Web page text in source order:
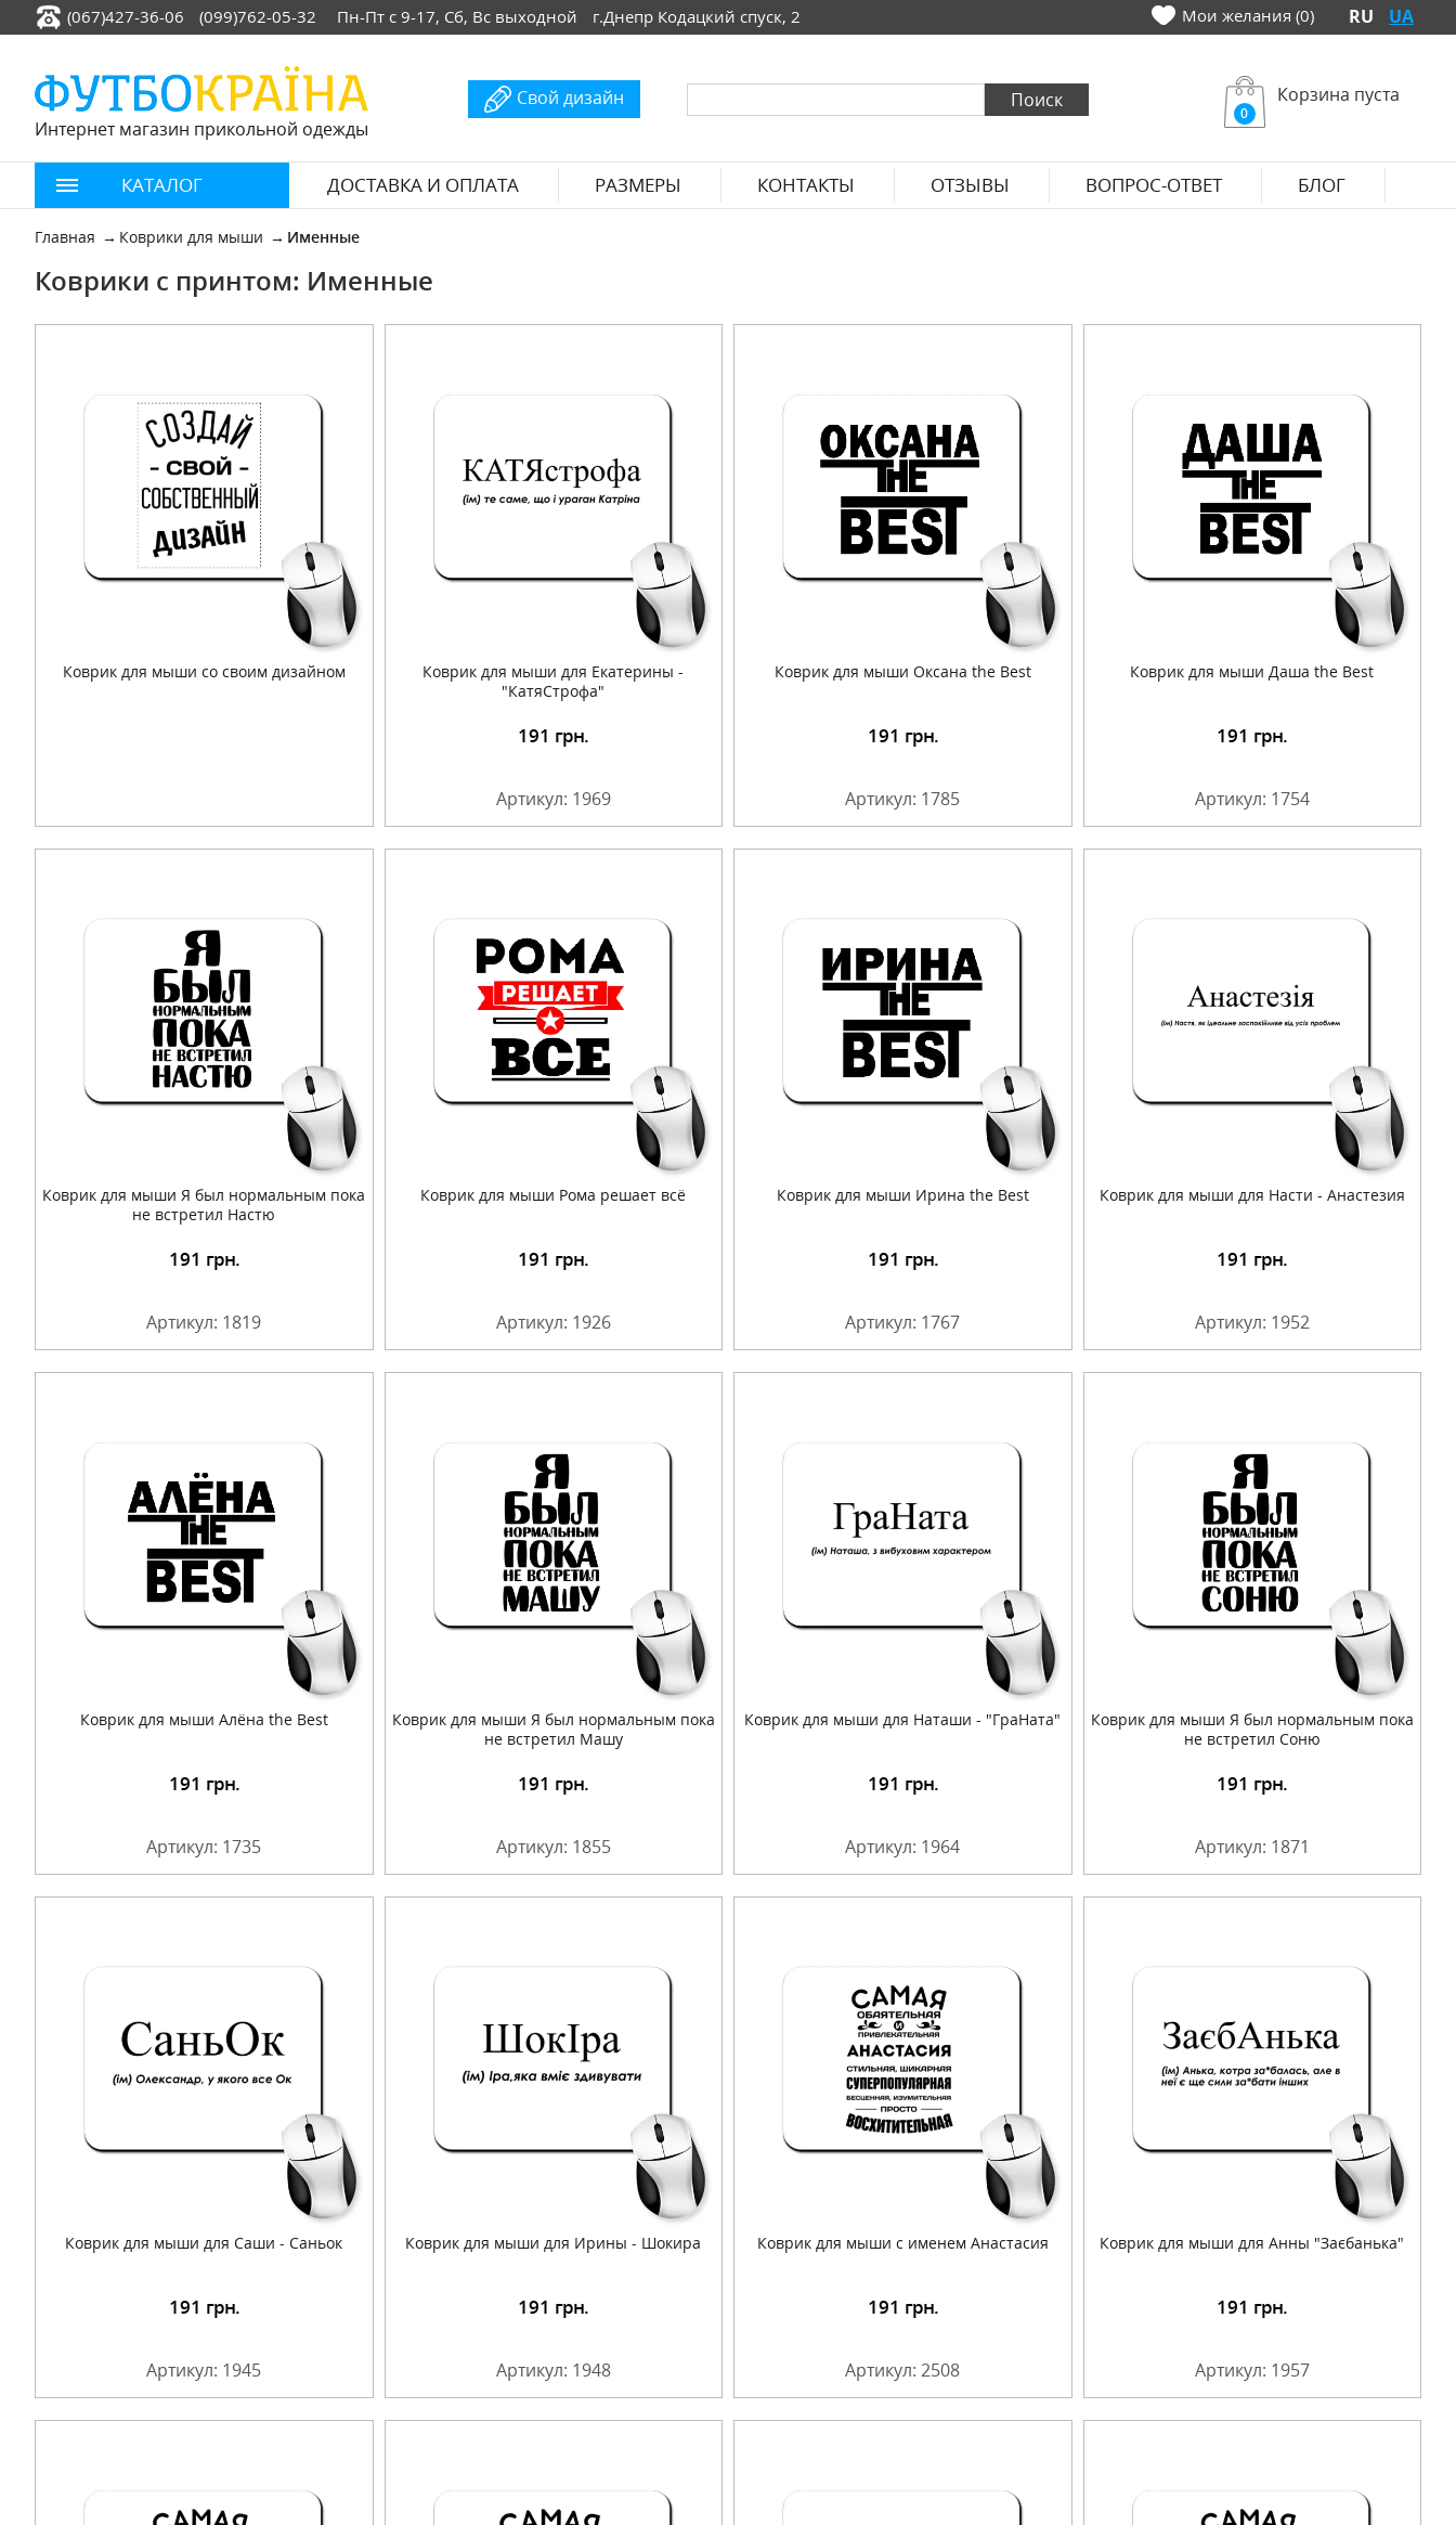
(067)427-36-06 (099)762-05-32 Пн-Пт с 9-17, Сб, Вс выходной г.Днепр Кодацкий спуск, 2 Мои желания (0) RU UA
Интернет магазин прикольной одежды
Свой дизайн
0
Корзина пуста
КАТАЛОГ ДОСТАВКА И ОПЛАТА РАЗМЕРЫ КОНТАКТЫ ОТЗЫВЫ ВОПРОС-ОТВЕТ БЛОГ
Главная Коврики для мыши Именные
Коврики с принтом: Именные
Коврик для мыши со своим дизайном
Коврик для мыши для Екатерины -
"КатяСтрофа"
191 грн.
Артикул: 1969
Коврик для мыши Оксана the Best
Подробнее 191 грн.
Артикул: 1785
Коврик для мыши Даша the Best
Подробнее 191 грн.
Артикул: 1754
Коврик для мыши Я был нормальным пока
не встретил Настю
191 грн.
Артикул: 1819
Коврик для мыши Рома решает всё
Подробнее 191 грн.
Артикул: 1926
Коврик для мыши Ирина the Best
Подробнее 191 грн.
Артикул: 1767
Коврик для мыши для Насти - Анастезия
Подробнее 191 грн.
Артикул: 1952
Коврик для мыши Алёна the Best
191 грн.
Артикул: 1735
Коврик для мыши Я был нормальным пока
не встретил Машу
Подробнее 191 грн.
Артикул: 1855
Коврик для мыши для Наташи - "ГраНата"
Подробнее 191 грн.
Артикул: 1964
Коврик для мыши Я был нормальным пока
не встретил Соню
Подробнее 191 грн.
Артикул: 1871
Коврик для мыши для Саши - Саньок
191 грн.
Артикул: 1945
Коврик для мыши для Ирины - Шокира
Подробнее 191 грн.
Артикул: 1948
Коврик для мыши с именем Анастасия
Подробнее 191 грн.
Артикул: 2508
Коврик для мыши для Анны "Заєбанька"
Подробнее 191 грн.
Артикул: 1957